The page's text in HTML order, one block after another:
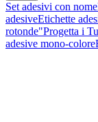
Set adesivi con nome
adesiveEtichette
rotonde"Progetta i
adesive mono-colore